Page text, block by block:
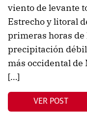
viento de levante
Estrecho y litoral
primeras horas de
precipitación
más occidental de
[…]
VER POST